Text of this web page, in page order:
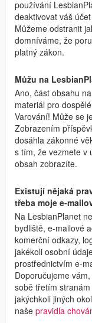
používání
deaktivovat váš
Můžeme odstranit
domníváme, že
platný zákon.
Můžu na
Ano, část obsahu
materiál pro
Varování! Může se
Zobrazením
dosáhla zákonné
s tím, že vezmete v
obsah zobrazíte.
Existují nějaká
třeba moje e-
Na LesbianPlanet
bydliště, e-mailové
komerční odkazy,
jakékoli osobní
prostřednictvím e-
Doporučujeme
sobě třetím
jakýchkoli jiných
naše pravidla